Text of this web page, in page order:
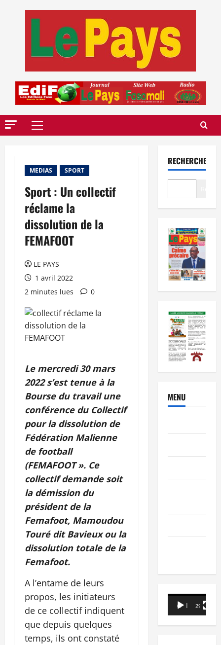
Menu
MEDIAS SPORT
Sport : Un collectif
réclame la
dissolution de la
FEMAFOOT
LE PAYS
1 avril 2022
2 minutes lues
0
Le mercredi 30 mars
2022 s’est tenue à la
Bourse du travail une
conférence du Collectif
pour la dissolution de
Fédération Malienne
de football
(FEMAFOOT ». Ce
collectif demande soit
la démission du
président de la
Femafoot, Mamoudou
Touré dit Bavieux ou la
dissolution totale de la
Femafoot.
A l’entame de leurs
propos, les initiateurs
de ce collectif indiquent
que depuis quelques
temps, ils ont constaté
RECHERCHER
MENU
Lecteur
vidéo
00:00 29:21